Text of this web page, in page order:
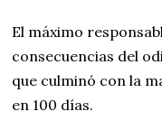
El máximo
consecuencias del
que culminó con la
en 100 días.